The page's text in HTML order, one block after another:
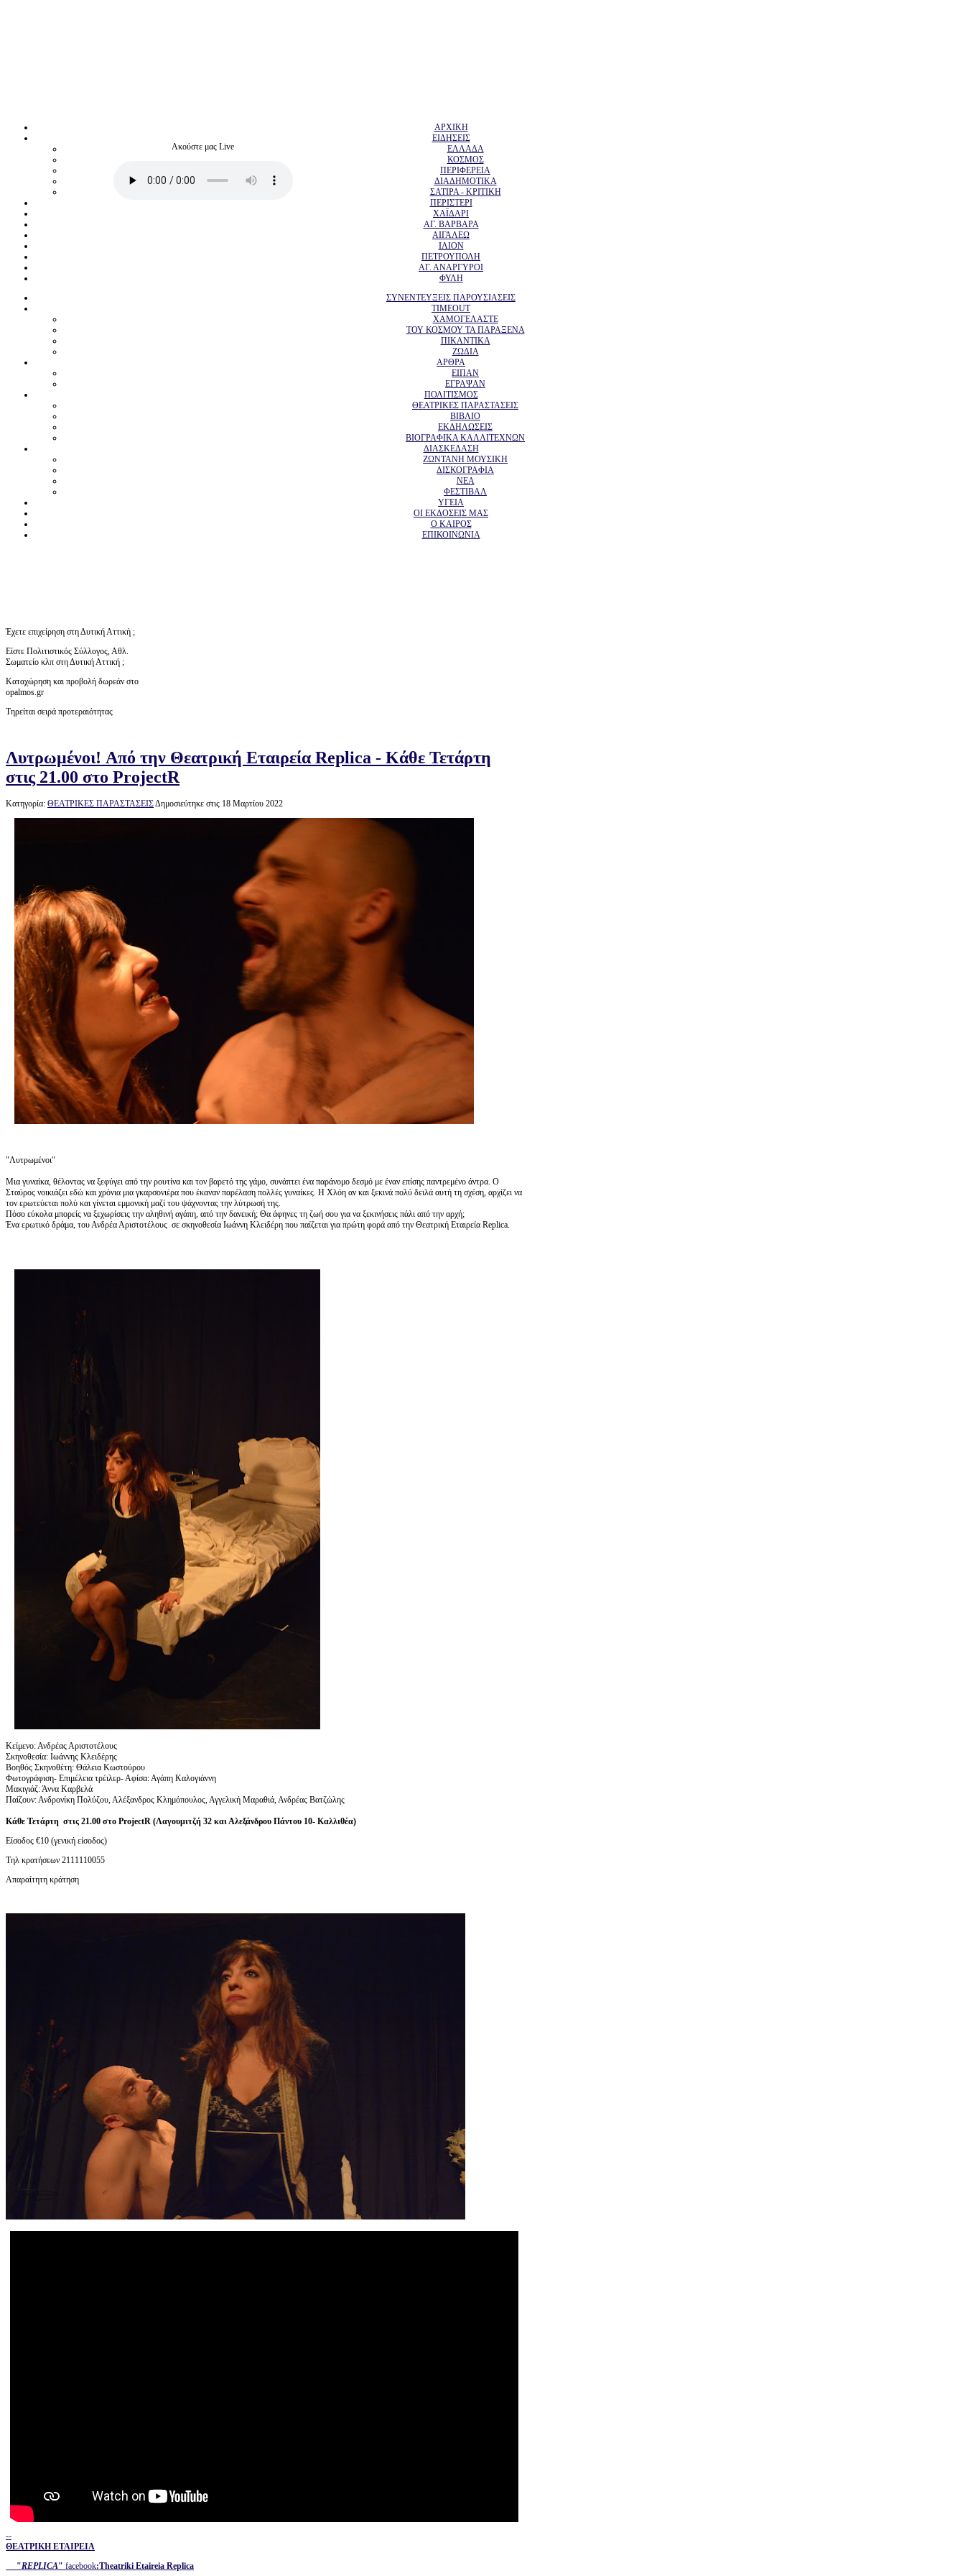
Ακούστε μας Live
ΑΡΧΙΚΗ
ΕΙΔΗΣΕΙΣ
ΕΛΛΑΔΑ
ΚΟΣΜΟΣ
ΠΕΡΙΦΕΡΕΙΑ
ΔΙΑΔΗΜΟΤΙΚΑ
ΣΑΤΙΡΑ - ΚΡΙΤΙΚΗ
ΠΕΡΙΣΤΕΡΙ
ΧΑΪΔΑΡΙ
ΑΓ. ΒΑΡΒΑΡΑ
ΑΙΓΑΛΕΩ
ΙΛΙΟΝ
ΠΕΤΡΟΥΠΟΛΗ
ΑΓ. ΑΝΑΡΓΥΡΟΙ
ΦΥΛΗ
ΣΥΝΕΝΤΕΥΞΕΙΣ ΠΑΡΟΥΣΙΑΣΕΙΣ
TIMEOUT
ΧΑΜΟΓΕΛΑΣΤΕ
ΤΟΥ ΚΟΣΜΟΥ ΤΑ ΠΑΡΑΞΕΝΑ
ΠΙΚΑΝΤΙΚΑ
ΖΩΔΙΑ
ΑΡΘΡΑ
ΕΙΠΑΝ
ΕΓΡΑΨΑΝ
ΠΟΛΙΤΙΣΜΟΣ
ΘΕΑΤΡΙΚΕΣ ΠΑΡΑΣΤΑΣΕΙΣ
ΒΙΒΛΙΟ
ΕΚΔΗΛΩΣΕΙΣ
ΒΙΟΓΡΑΦΙΚΑ ΚΑΛΛΙΤΕΧΝΩΝ
ΔΙΑΣΚΕΔΑΣΗ
ΖΩΝΤΑΝΗ ΜΟΥΣΙΚΗ
ΔΙΣΚΟΓΡΑΦΙΑ
ΝΕΑ
ΦΕΣΤΙΒΑΛ
ΥΓΕΙΑ
ΟΙ ΕΚΔΟΣΕΙΣ ΜΑΣ
Ο ΚΑΙΡΟΣ
ΕΠΙΚΟΙΝΩΝΙΑ
Έχετε επιχείρηση στη Δυτική Αττική ;
Είστε Πολιτιστικός Σύλλογος, Αθλ.
Σωματείο κλπ στη Δυτική Αττική ;
Καταχώρηση και προβολή δωρεάν στο
opalmos.gr
Τηρείται σειρά προτεραιότητας
Λυτρωμένοι! Aπό την Θεατρική Εταιρεία Replica - Κάθε Τετάρτη
στις 21.00 στο ProjectR
Κατηγορία: ΘΕΑΤΡΙΚΕΣ ΠΑΡΑΣΤΑΣΕΙΣΔημοσιεύτηκε στις 18 Μαρτίου 2022
"Λυτρωμένοι"
Μια γυναίκα, θέλοντας να ξεφύγει από την ρουτίνα και τον βαρετό της γάμο, συνάπτει ένα παράνομο δεσμό με έναν επίσης παντρεμένο άντρα. Ο
Σταύρος νοικιάζει εδώ και χρόνια μια γκαρσονιέρα που έκαναν παρέλαση πολλές γυναίκες. Η Χλόη αν και ξεκινά πολύ δειλά αυτή τη σχέση, αρχίζει να
τον ερωτεύεται πολύ και γίνεται εμμονική μαζί του ψάχνοντας την λύτρωσή της.
Πόσο εύκολα μπορείς να ξεχωρίσεις την αληθινή αγάπη, από την δανεική; Θα άφηνες τη ζωή σου για να ξεκινήσεις πάλι από την αρχή;
Ένα ερωτικό δράμα, του Ανδρέα Αριστοτέλους σε σκηνοθεσία Ιωάννη Κλειδέρη που παίζεται για πρώτη φορά από την Θεατρική Εταιρεία Replica.
Κείμενο: Ανδρέας Αριστοτέλους
Σκηνοθεσία: Ιωάννης Κλειδέρης
Βοηθός Σκηνοθέτη: Θάλεια Κωστούρου
Φωτογράφιση- Επιμέλεια τρέιλερ- Αφίσα: Αγάπη Καλογιάννη
Μακιγιάζ: Άννα Καρβελά
Παίζουν: Ανδρονίκη Πολύζου, Αλέξανδρος Κλημόπουλος, Αγγελική Μαραθιά, Ανδρέας Βατζώλης
Κάθε Τετάρτη στις 21.00 στο ProjectR (Λαγουμιτζή 32 και Αλεξάνδρου Πάντου 10- Καλλιθέα)
Είσοδος €10 (γενική είσοδος)
Τηλ κρατήσεων 2111110055
Απαραίτητη κράτηση
--
ΘΕΑΤΡΙΚΗ ΕΤΑΙΡΕΙΑ
"REPLICA" facebook:Theatriki Etaireia Replica